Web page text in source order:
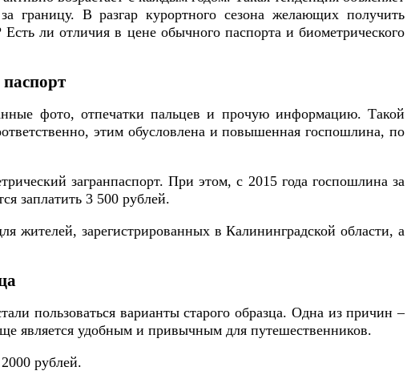
границу. В разгар курортного сезона желающих получить
ли отличия в цене обычного паспорта и биометрического
фото, отпечатки пальцев и прочую информацию. Такой
этим обусловлена и повышенная госпошлина, по
загранпаспорт. При этом, с 2015 года госпошлина за
заплатить 3 500 рублей.
жителей, зарегистрированных в Калининградской области, а
пользоваться варианты старого образца. Одна из причин –
является удобным и привычным для путешественников.
рублей.